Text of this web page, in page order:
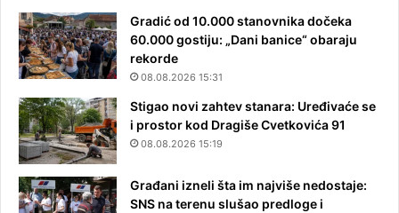
Gradić od 10.000 stanovnika dočeka
60.000 gostiju: „Dani banice“ obaraju
rekorde
08.08.2026 15:31
Stigao novi zahtev stanara: Uređivaće se
i prostor kod Dragiše Cvetkovića 91
08.08.2026 15:19
Građani izneli šta im najviše nedostaje:
SNS na terenu slušao predloge i